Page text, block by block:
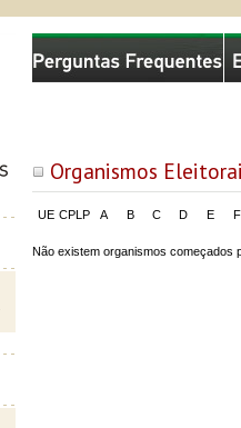
Organismos
UE CPLP A B C D E F
Não existem organismos começados
Comissão Nacional de Eleições